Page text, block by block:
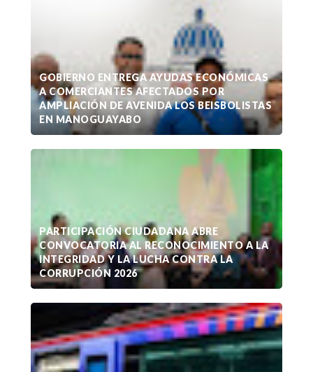
GOBIERNO ENTREGA AYUDAS ECONÓMICAS
A COMERCIANTES AFECTADOS POR
AMPLIACIÓN DE AVENIDA LOS BEISBOLISTAS
EN MANOGUAYABO
PARTICIPACIÓN CIUDADANA ABRE
CONVOCATORIA AL RECONOCIMIENTO A LA
INTEGRIDAD Y LA LUCHA CONTRA LA
CORRUPCIÓN 2026